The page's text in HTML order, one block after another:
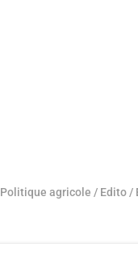
Politique agricole / Edito /